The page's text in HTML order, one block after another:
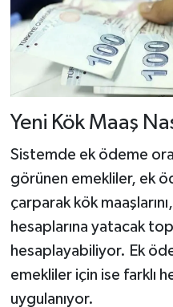
Yeni Kök Maaş
Sistemde ek ödeme
görünen emekliler, ek
çarparak kök
hesaplarına yatacak
hesaplayabiliyor. Ek
emekliler için ise farklı
uygulanıyor.